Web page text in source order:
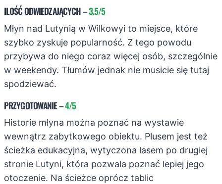
ILOŚĆ ODWIEDZAJĄCYCH–3.5/5
Młyn nad Lutynią w Wilkowyi to miejsce, które
szybko zyskuje popularność. Z tego powodu
przybywa do niego coraz więcej osób, szczególnie
w weekendy. Tłumów jednak nie musicie się tutaj
spodziewać.
PRZYGOTOWANIE–4/5
Historie młyna można poznać na wystawie
wewnątrz zabytkowego obiektu. Plusem jest też
ścieżka edukacyjna, wytyczona lasem po drugiej
stronie Lutyni, która pozwala poznać lepiej jego
otoczenie. Na ścieżce oprócz tablic